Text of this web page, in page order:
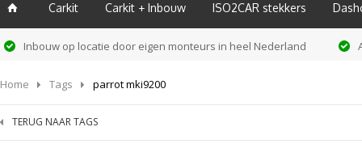
ï Carkit Carkit + Inbouw ISO2CAR stekkers
Inbouw op locatie door eigen monteurs in heel Nederland
Home Tags parrot mki9200
TERUG NAAR TAGS